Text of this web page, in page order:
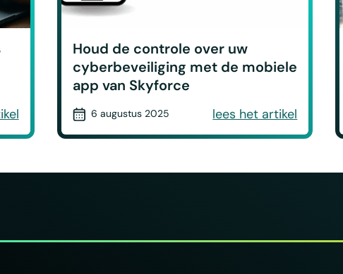
Houd de controle over uw
cyberbeveiliging met de mobiele
app van Skyforce
6 augustus 2025 lees het artikel